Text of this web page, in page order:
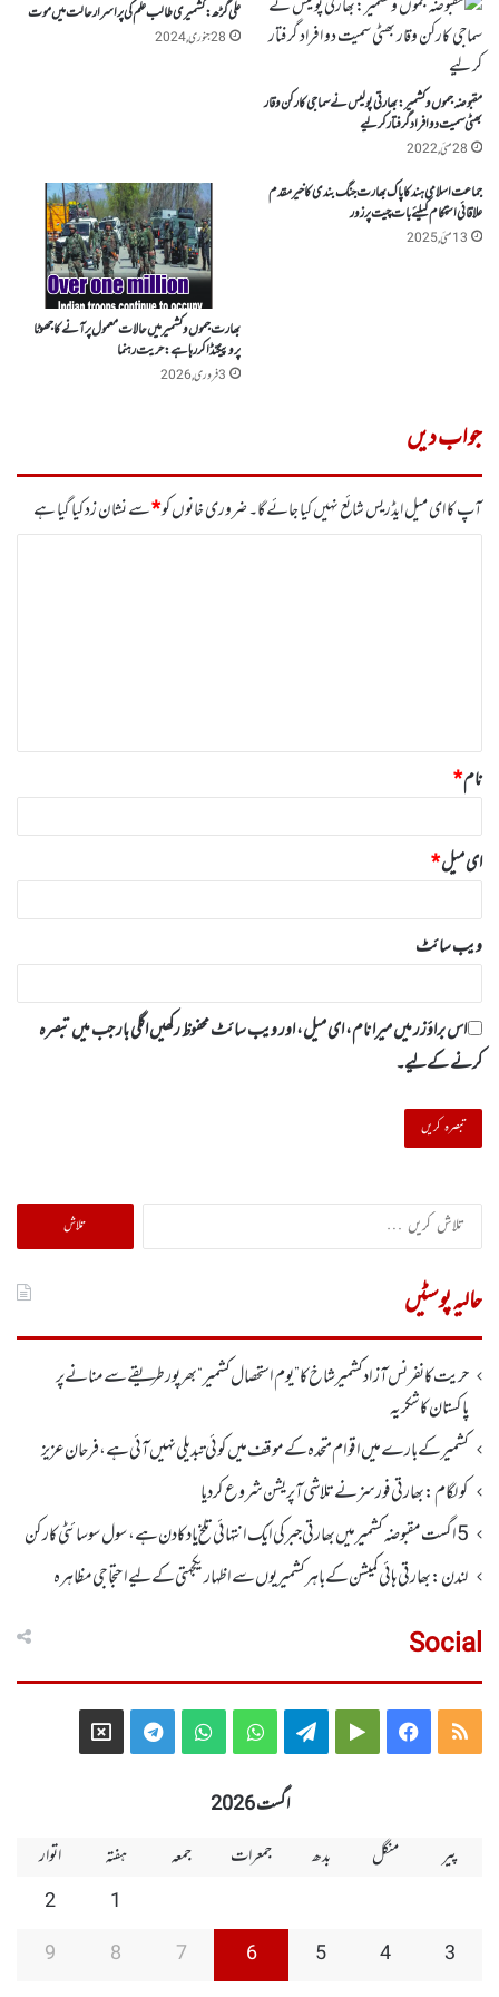
مقبوضہ جموں وکشمیر:بھارتی پولیس نے سماجی کارکن وقار
بھٹی سمیت دو افراد گرفتار کر لیے
28 مئی, 2022
علی گڑھ : کشمیری طالب علم کی پراسرار حالت میں موت
28 جنوری, 2024
جماعت اسلامی ہند کاپاک بھارت جنگ بندی کا خیرمقدم
علاقائی استحکام کیلئے بات چیت پر زور
13 مئی, 2025
بھارت جموں وکشمیر میں حالات معمول پر آنے کا جھوٹا
پروپیگنڈاکررہا ہے : حریت رہنما
3 فروری, 2026
جواب دیں
آپ کا ای میل ایڈریس شائع نہیں کیا جائے گا۔ضروری خانوں کو*سے نشان زد کیا گیا ہے
نام*
ای میل*
ویب‌ سائٹ
اس براؤزر میں میرا نام، ای میل، اور ویب سائٹ محفوظ رکھیں اگلی بار جب میں تبصرہ
کرنے کےلیے۔
تلاش
کریں
حالیہ پوسٹیں
حریت کانفرنس آزادکشمیر شاخ کا”یوم استحصال کشمیر“ بھر پور طریقے سے منانے پر
پاکستان کا شکریہ
کشمیر کے بارے میں اقوام متحدہ کے موقف میں کوئی تبدیلی نہیں آئی ہے، فرحان عزیز
کولگام: بھارتی فورسز نے تلاشی آپریشن شروع کر دیا
5 اگست مقبوضہ کشمیر میں بھارتی جبر کی ایک انتہائی تلخ یاد کا دن ہے، سول سوسائٹی کارکن
لندن : بھارتی ہائی کمیشن کے باہر کشمیریوں سے اظہار یکجہتی کے لیے احتجاجی مظاہرہ
Social
RSS
Facebook
Google
Telegram
WhatsApp
WhatsApp
Telegram
X
اگست 2026
پیر
منگل بدھ جمعرات جمعہ ہفتہ
اتوار
1
2
3
4
5
6
7
8
9